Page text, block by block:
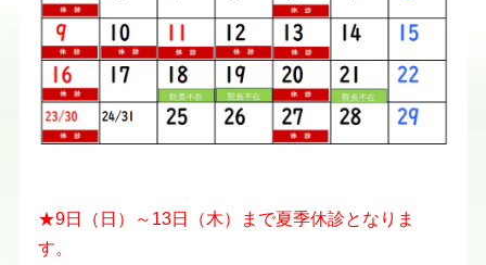
★9日（日）～13日（木）まで夏季休診となりま
す。